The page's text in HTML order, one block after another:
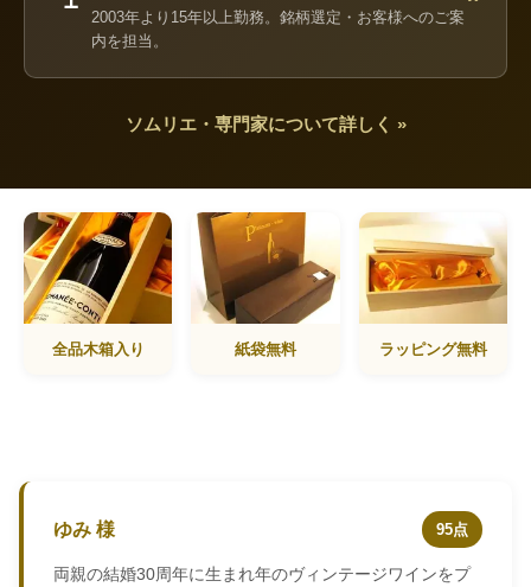
2003年より15年以上勤務。銘柄選定・お客様へのご案
内を担当。
ソムリエ・専門家について詳しく »
全品木箱入り 紙袋無料 ラッピング無料
ゆみ 様 95点
両親の結婚30周年に生まれ年のヴィンテージワインをプ